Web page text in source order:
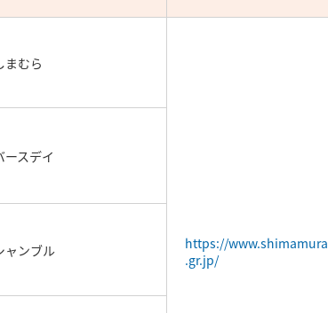
まむら
https://www.shimamura
.gr.jp/
ースデイ
ャンブル